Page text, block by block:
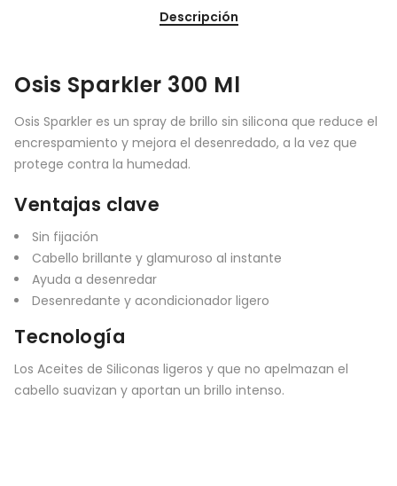
Descripción
Osis Sparkler 300 Ml
Osis Sparkler es un spray de brillo sin silicona que reduce el
encrespamiento y mejora el desenredado, a la vez que
protege contra la humedad.
Ventajas clave
Sin fijación
Cabello brillante y glamuroso al instante
Ayuda a desenredar
Desenredante y acondicionador ligero
Tecnología
Los Aceites de Siliconas ligeros y que no apelmazan el
cabello suavizan y aportan un brillo intenso.